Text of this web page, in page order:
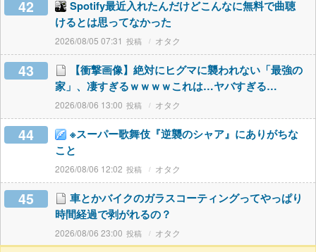
42
Spotify最近入れたんだけどこんなに無料で曲聴
けるとは思ってなかった
2026/08/05 07:31 オタク
43
【衝撃画像】絶対にヒグマに襲われない「最強の
家」、凄すぎるｗｗｗｗこれは…ヤバすぎる…
2026/08/06 13:00 オタク
44
※スーパー歌舞伎『逆襲のシャア』にありがちな
こと
2026/08/06 12:02 オタク
45
車とかバイクのガラスコーティングってやっぱり
時間経過で剥がれるの？
2026/08/06 23:00 オタク